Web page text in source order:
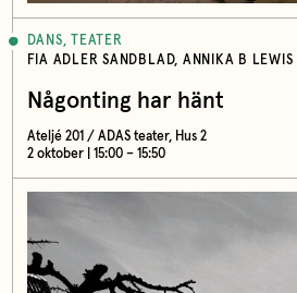
DANS, TEATER
FIA ADLER SANDBLAD, ANNIKA B LEWIS
Någonting har hänt
Ateljé 201 / ADAS teater, Hus 2
2 oktober | 15:00 – 15:50